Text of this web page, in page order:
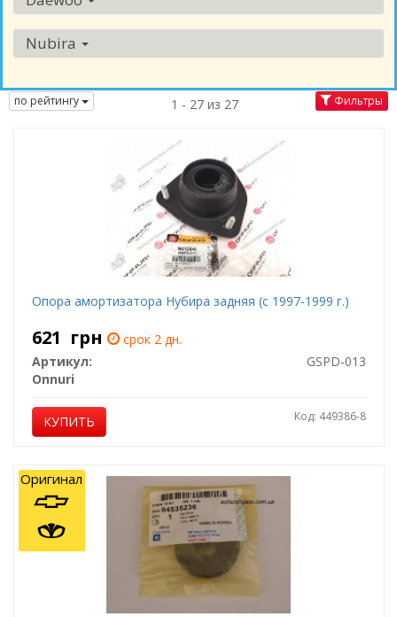
Nubira
по рейтингу 1 - 27 из 27 Фильтры
Опора амортизатора Нубира задняя (с 1997-1999 г.)
621 грн
срок 2 дн.
Артикул:
GSPD-013
Onnuri
КУПИТЬ Код: 449386-8
Оригинал